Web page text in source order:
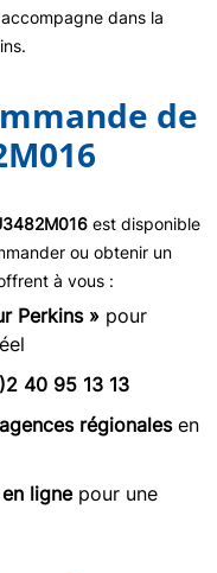
dans la
de
est disponible
ou obtenir un
à vous :
Perkins » pour
40 95 13 13
régionalesen
lignepour une